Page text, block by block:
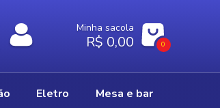
Minha sacola
R$ 0,00 0
eletro mesa e bar